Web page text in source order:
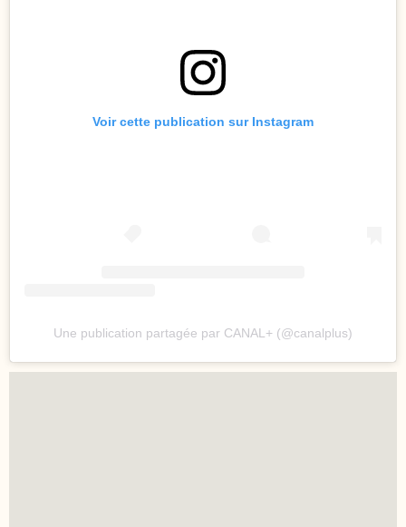
Voir cette publication sur Instagram
Une publication partagée par CANAL+ (@canalplus)